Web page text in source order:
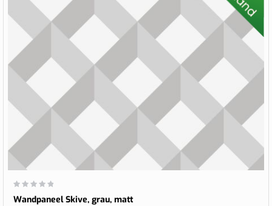
Wertung:
0%
Wandpaneel Skive, grau, matt